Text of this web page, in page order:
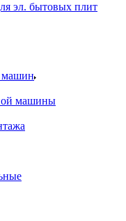
эл. бытовых плит
машин
машины